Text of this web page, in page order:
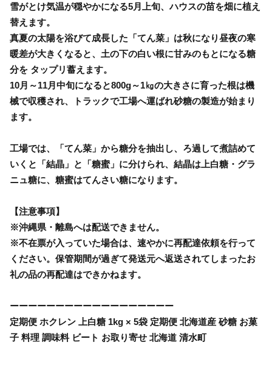
雪がとけ気温が穏やかになる5月上旬、ハウスの苗を畑に植え
替えます。
真夏の太陽を浴びて成長した「てん菜」は秋になり昼夜の寒
暖差が大きくなると、土の下の白い根に甘みのもとになる糖
分を タップリ蓄えます。
10月～11月中旬になると800g～1㎏の大きさに育った根は機
械で収穫され、トラックで工場へ運ばれ砂糖の製造が始まり
ます。
工場では、「てん菜」から糖分を抽出し、ろ過して煮詰めて
いくと「結晶」と「糖蜜」に分けられ、結晶は上白糖・グラ
ニュ糖に、糖蜜はてんさい糖になります。
【注意事項】
※沖縄県・離島へは配送できません。
※不在票が入っていた場合は、速やかに再配達依頼を行って
ください。保管期間が過ぎて発送元へ返送されてしまったお
礼の品の再配達はできかねます。
ーーーーーーーーーーーーーーーーーー
定期便 ホクレン 上白糖 1kg × 5袋 定期便 北海道産 砂糖 お菓
子 料理 調味料 ビート お取り寄せ 北海道 清水町